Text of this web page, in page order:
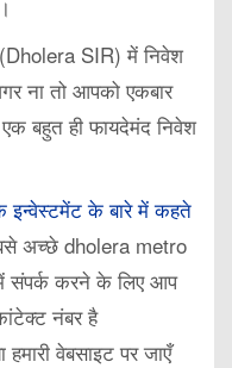
(Dholera SIR) में निवेश
ना तो आपको एकबार
बहुत ही फायदेमंद निवेश
के इन्वेस्टमेंट के बारे में कहते
अच्छे dholera metro
करने के लिए आप
नंबर है
वेबसाइट पर जाएँ